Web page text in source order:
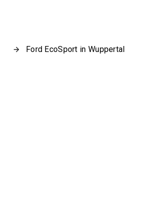
Ford EcoSport in Wuppertal